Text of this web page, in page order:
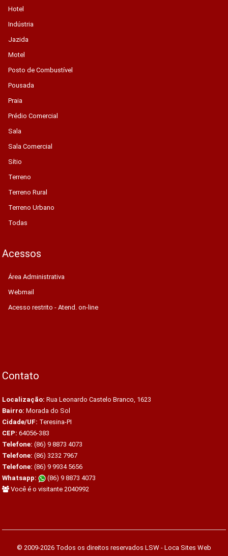
Hotel
Indústria
Jazida
Motel
Posto de Combustível
Pousada
Praia
Prédio Comercial
Sala
Sala Comercial
Sítio
Terreno
Terreno Rural
Terreno Urbano
Todas
Acessos
Área Administrativa
Webmail
Acesso restrito - Atend. on-line
Contato
Localização: Rua Leonardo Castelo Branco, 1623
Bairro: Morada do Sol
Cidade/UF: Teresina-PI
CEP: 64056-383
Telefone: (86) 9 8873 4073
Telefone: (86) 3232 7967
Telefone: (86) 9 9934 5656
Whatsapp:
(86) 9 8873 4073
Você é o visitante 2040992
© 2009-2026 Todos os direitos reservados LSW - Loca Sites Web